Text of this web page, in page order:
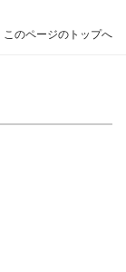
このページのトップへ